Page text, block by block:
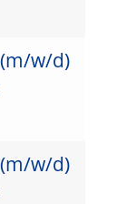
w/d)
w/d)